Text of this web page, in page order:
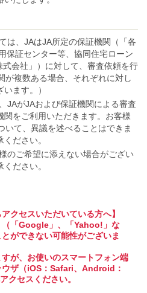
は、JAはJA所定の保証機関（「各
保証センター等、協同住宅ローン
会社」）に対して、審査依頼を行
が複数ある場合、それぞれに対し
ます。）
JAがJAおよび保証機関による審査
をご利用いただきます。お客様
いて、異議を述べることはできま
ださい。
のご希望に添えない場合がござい
ださい。
クセスいただいている方へ】
（「Google」、「Yahoo!」な
ができない可能性がございま
が、お使いのスマートフォン端
ザ（iOS：Safari、Android：
クセスください。